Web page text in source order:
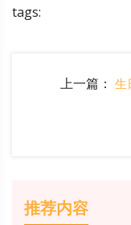
tags:
上一篇： 生
推荐内容